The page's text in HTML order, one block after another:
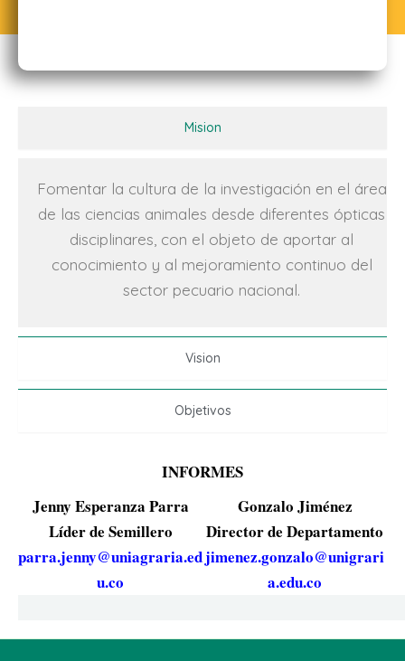
Mision
Vision
Objetivos
Fomentar la cultura de la investigación en el área
de las ciencias animales desde diferentes ópticas
disciplinares, con el objeto de aportar al
conocimiento y al mejoramiento continuo del
sector pecuario nacional.
INFORMES
Jenny Esperanza Parra
Líder de Semillero
parra.jenny@uniagraria.ed
u.co
Gonzalo Jiménez
Director de Departamento
jimenez.gonzalo@unigrari
a.edu.co